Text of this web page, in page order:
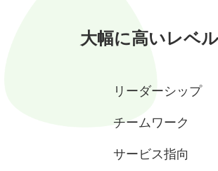
大幅に高いレベル
リーダーシップ
チームワーク
サービス指向